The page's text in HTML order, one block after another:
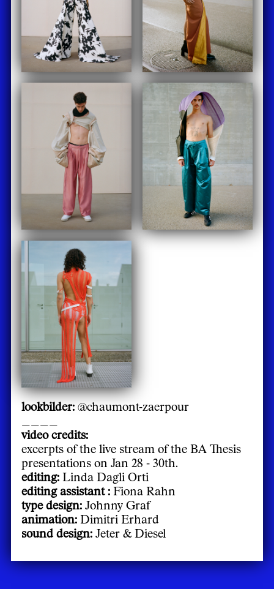
lookbilder: @chaumont-zaerpour
video credits:
excerpts of the live stream of the BA Thesis
presentations on Jan 28 - 30th.
editing: Linda Dagli Orti
editing assistant : Fiona Rahn
type design:Johnny Graf
animation: Dimitri Erhard
sound design: Jeter & Diesel